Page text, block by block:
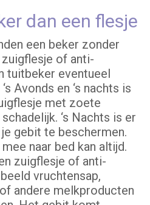
dan een flesje
een beker zonder
of anti-
tuitbeker eventueel
Avonds en ‘s nachts is
met zoete
‘s Nachts is er
gebit te beschermen.
naar bed kan altijd.
zuigflesje of anti-
vruchtensap,
andere melkproducten